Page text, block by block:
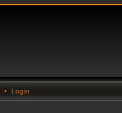
• Login